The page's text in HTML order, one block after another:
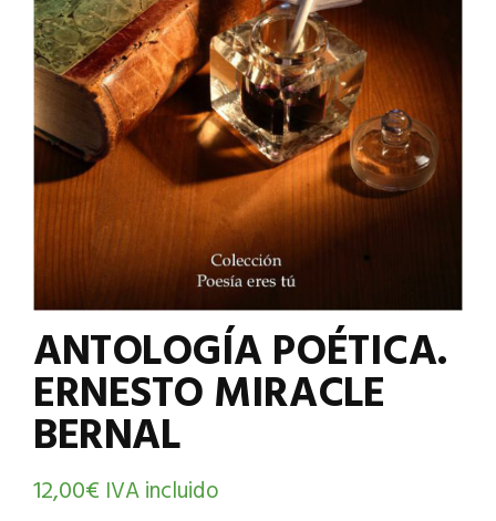
ANTOLOGÍA POÉTICA.
ERNESTO MIRACLE
BERNAL
12,00€ IVA incluido